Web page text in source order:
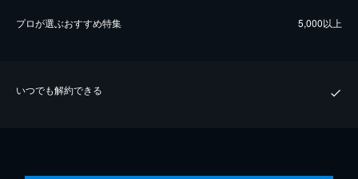
プロが選ぶおすすめ特集 5,000以上
いつでも解約できる